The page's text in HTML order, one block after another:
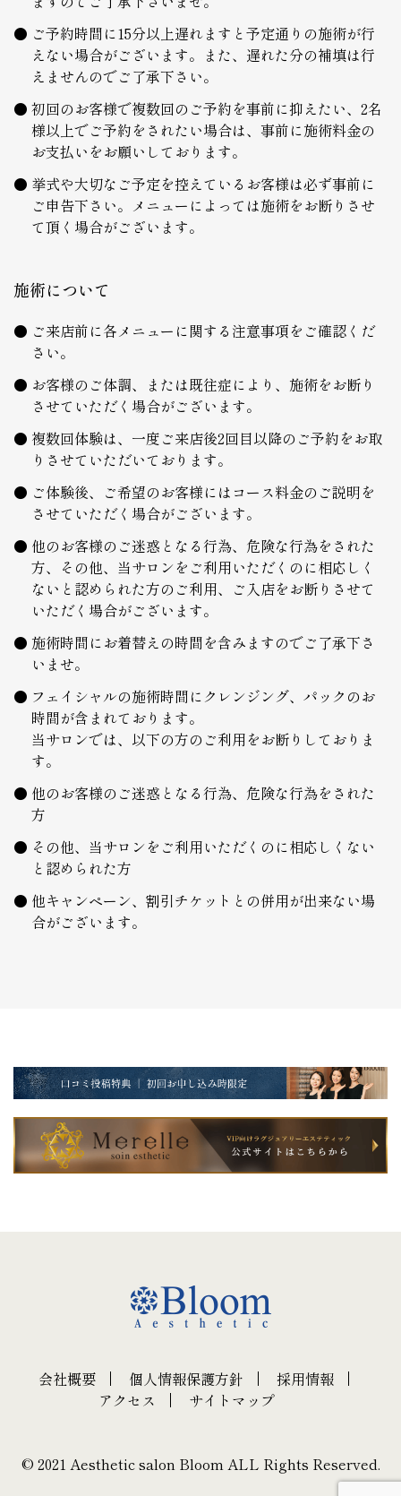
ご予約時間に15分以上遅れますと予定通りの施術が行
えない場合がございます。また、遅れた分の補填は行
えませんのでご了承下さい。
初回のお客様で複数回のご予約を事前に抑えたい、2名
様以上でご予約をされたい場合は、事前に施術料金の
お支払いをお願いしております。
挙式や大切なご予定を控えているお客様は必ず事前に
ご申告下さい。メニューによっては施術をお断りさせ
て頂く場合がございます。
施術について
ご来店前に各メニューに関する注意事項をご確認くだ
さい。
お客様のご体調、または既往症により、施術をお断り
させていただく場合がございます。
複数回体験は、一度ご来店後2回目以降のご予約をお取
りさせていただいております。
ご体験後、ご希望のお客様にはコース料金のご説明を
させていただく場合がございます。
他のお客様のご迷惑となる行為、危険な行為をされた
方、その他、当サロンをご利用いただくのに相応しく
ないと認められた方のご利用、ご入店をお断りさせて
いただく場合がございます。
施術時間にお着替えの時間を含みますのでご了承下さ
いませ。
フェイシャルの施術時間にクレンジング、パックのお
時間が含まれております。
当サロンでは、以下の方のご利用をお断りしておりま
す。
他のお客様のご迷惑となる行為、危険な行為をされた
方
その他、当サロンをご利用いただくのに相応しくない
と認められた方
他キャンペーン、割引チケットとの併用が出来ない場
合がございます。
会社概要 個人情報保護方針
採用情報
アクセス
サイトマップ
© 2021 Aesthetic salon Bloom ALL Rights Reserved.